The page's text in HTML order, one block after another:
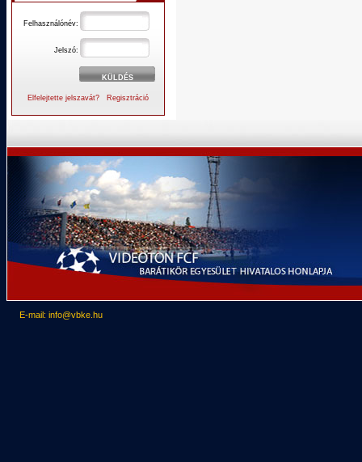
Felhasználónév:
Jelszó:
Elfelejtette jelszavát? Regisztráció
E-mail: info@vbke.hu